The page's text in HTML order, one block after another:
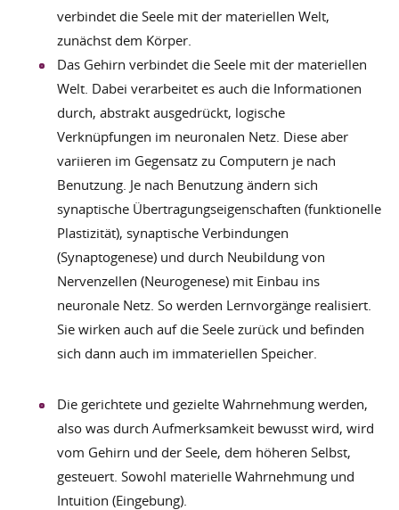
verbindet die Seele mit der materiellen Welt,
zunächst dem Körper.
Das Gehirn verbindet die Seele mit der materiellen
Welt. Dabei verarbeitet es auch die Informationen
durch, abstrakt ausgedrückt, logische
Verknüpfungen im neuronalen Netz. Diese aber
variieren im Gegensatz zu Computern je nach
Benutzung. Je nach Benutzung ändern sich
synaptische Übertragungseigenschaften (funktionelle
Plastizität), synaptische Verbindungen
(Synaptogenese) und durch Neubildung von
Nervenzellen (Neurogenese) mit Einbau ins
neuronale Netz. So werden Lernvorgänge realisiert.
Sie wirken auch auf die Seele zurück und befinden
sich dann auch im immateriellen Speicher.
Die gerichtete und gezielte Wahrnehmung werden,
also was durch Aufmerksamkeit bewusst wird, wird
vom Gehirn und der Seele, dem höheren Selbst,
gesteuert. Sowohl materielle Wahrnehmung und
Intuition (Eingebung).